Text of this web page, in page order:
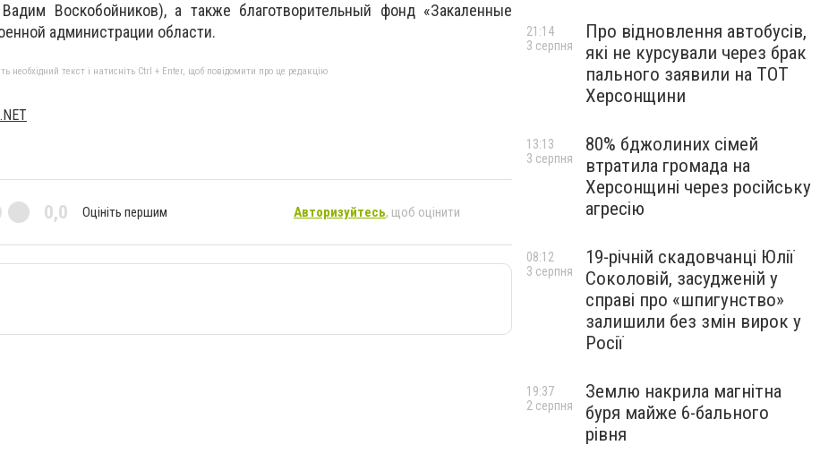
Воскобойников), а также благотворительный фонд «Закаленные
администрации области.
необхідний текст і натисніть Ctrl + Enter, щоб повідомити про це редакцію
0,0 Оцініть першим Авторизуйтесь, щоб оцінити
Про відновлення автобусів,
які не курсували через брак
пального заявили на ТОТ
Херсонщини
21:14
3 серпня
80% бджолиних сімей
втратила громада на
Херсонщині через російську
агресію
13:13
3 серпня
19-річній скадовчанці Юлії
Соколовій, засудженій у
справі про «шпигунство»
залишили без змін вирок у
Росії
08:12
3 серпня
Землю накрила магнітна
буря майже 6-бального
рівня
19:37
2 серпня